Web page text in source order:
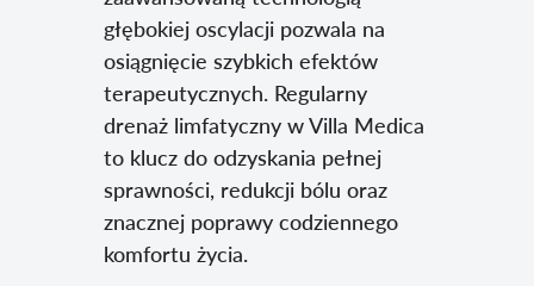
głębokiej oscylacji pozwala na
osiągnięcie szybkich efektów
terapeutycznych. Regularny
drenaż limfatyczny w Villa Medica
to klucz do odzyskania pełnej
sprawności, redukcji bólu oraz
znacznej poprawy codziennego
komfortu życia.